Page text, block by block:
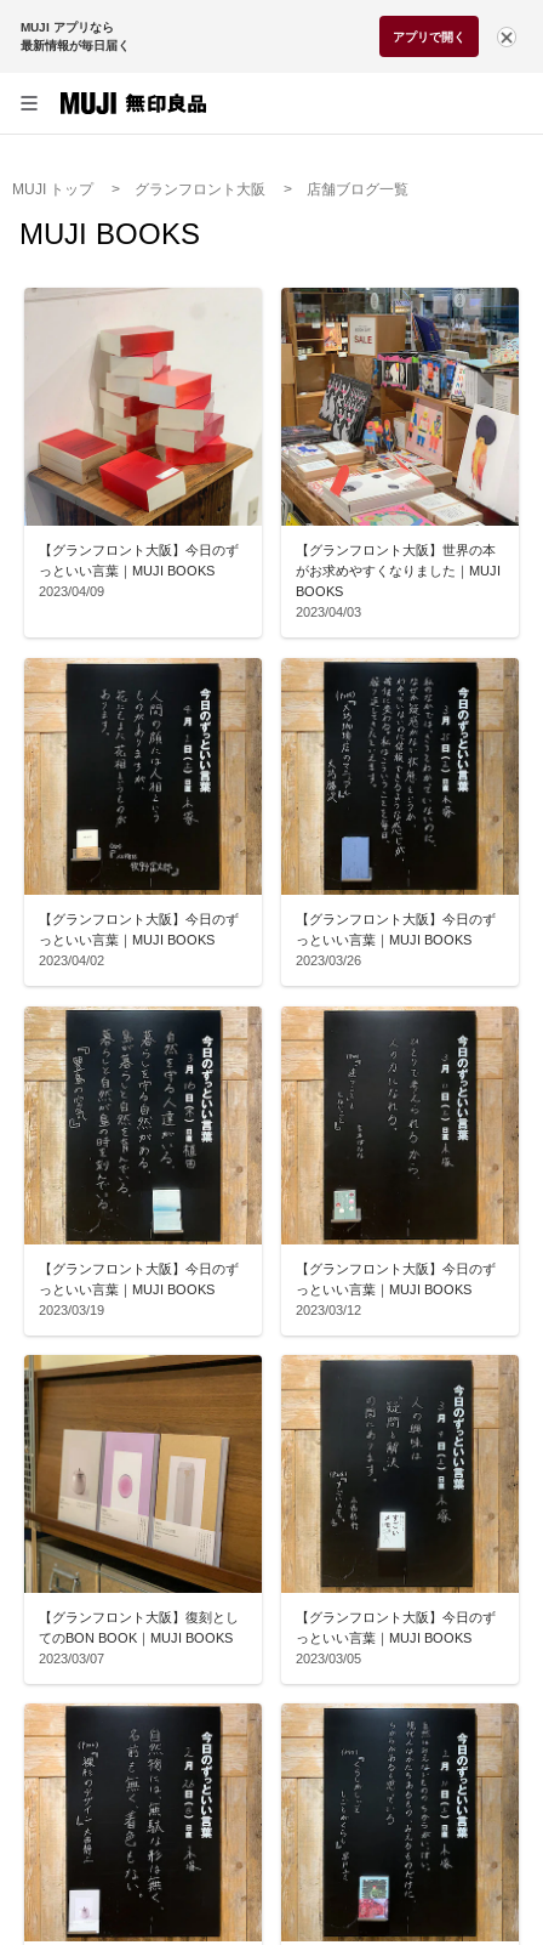
MUJI アプリなら
最新情報が毎日届く
アプリで開く
MUJI トップ グランフロント大阪 店舗ブログ一覧
MUJI BOOKS
【グランフロント大阪】今日のず
っといい言葉｜MUJI BOOKS
2023/04/09
【グランフロント大阪】世界の本
がお求めやすくなりました｜MUJI
BOOKS
2023/04/03
【グランフロント大阪】今日のず
っといい言葉｜MUJI BOOKS
2023/04/02
【グランフロント大阪】今日のず
っといい言葉｜MUJI BOOKS
2023/03/26
【グランフロント大阪】今日のず
っといい言葉｜MUJI BOOKS
2023/03/19
【グランフロント大阪】今日のず
っといい言葉｜MUJI BOOKS
2023/03/12
【グランフロント大阪】復刻とし
てのBON BOOK｜MUJI BOOKS
2023/03/07
【グランフロント大阪】今日のず
っといい言葉｜MUJI BOOKS
2023/03/05